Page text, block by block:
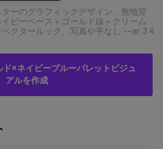
ーのグラフィックデザイン、無地背
ビーベース＋ゴールド線＋クリーム
ベクタールック、写真や手なし --ar 3:4
×ネイビーブルーパレットビジュ
アルを作成